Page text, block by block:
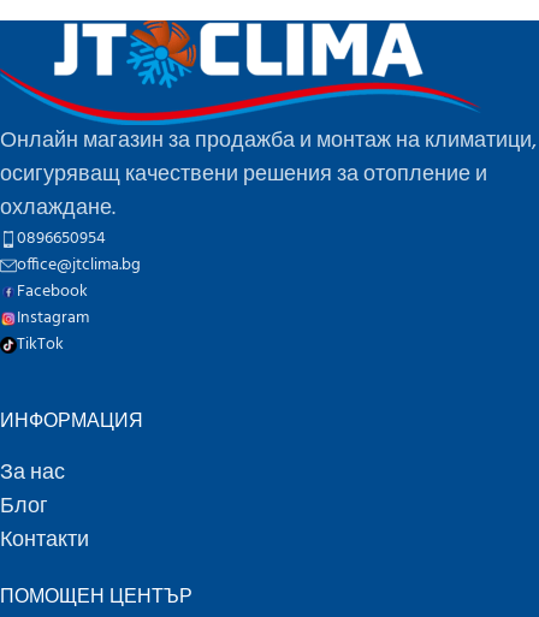
Онлайн магазин за продажба и монтаж на климатици,
осигуряващ качествени решения за отопление и
охлаждане.
0896650954
office@jtclima.bg
Facebook
Instagram
TikTok
ИНФОРМАЦИЯ
За нас
Блог
Контакти
ПОМОЩЕН ЦЕНТЪР